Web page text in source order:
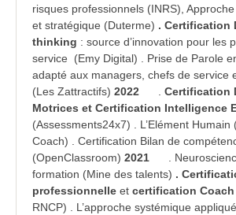
risques professionnels (INRS),
et stratégique (Duterme) . Certification
thinking : source d’innovation pour les
service
(Emy Digital) . Prise de Parole
adapté aux managers, chefs de service
(Les Zattractifs) 2022 . Certification
Motrices et Certification Intelligence
(Assessments24x7) . L’Elément Humain
Coach) . Certification Bilan de
(OpenClassroom) 2021 .
formation (Mine des talents) .
professionnelle et certification Coach
RNCP) . L’approche systémique